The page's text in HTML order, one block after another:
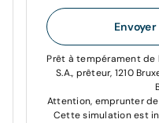
Prêt à tempérament
S.A., prêteur, 1210
Attention, emprunter
Cette simulation est